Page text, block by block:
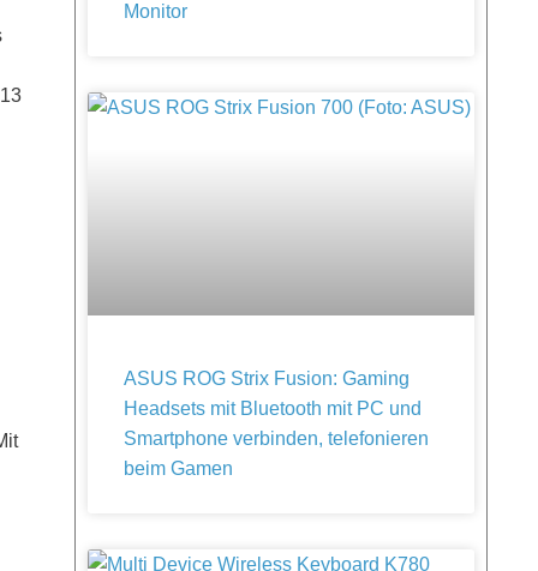
Monitor
ASUS ROG Strix Fusion: Gaming
Headsets mit Bluetooth mit PC und
Smartphone verbinden, telefonieren
beim Gamen